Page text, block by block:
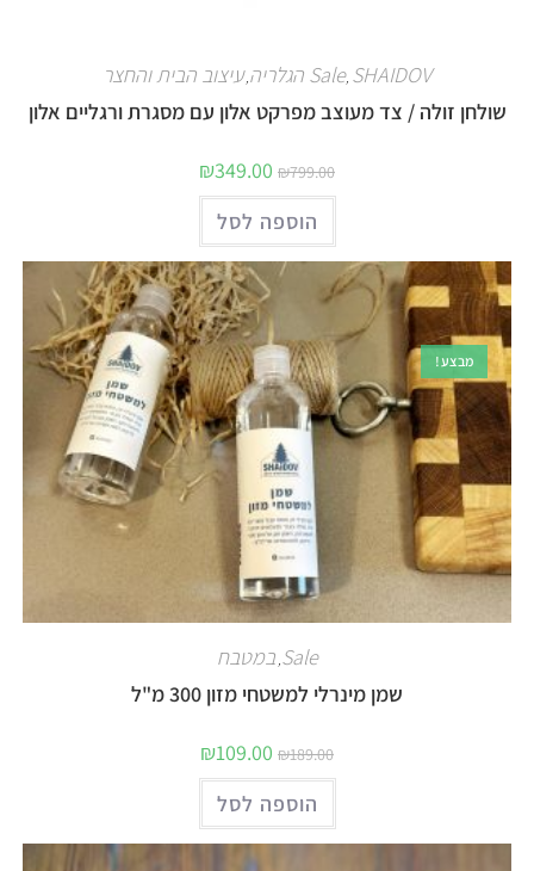
Sale, SHAIDOV הגלריה ,עיצוב הבית והחצר
שולחן זולה / צד מעוצב מפרקט אלון עם מסגרת ורגליים אלון
₪799.00
₪349.00
הוספה לסל
מבצע!
Sale
,במטבח
שמן מינרלי למשטחי מזון 300 מ"ל
₪189.00
₪109.00
הוספה לסל